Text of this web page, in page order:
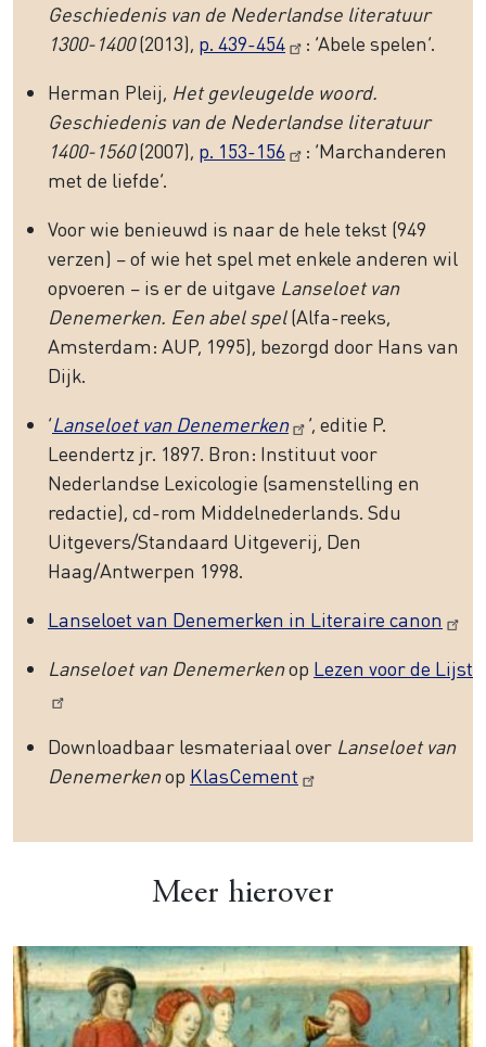
Geschiedenis van de Nederlandse literatuur
1300-1400(2013), p. 439-454
: ‘Abele spelen’.
Herman Pleij, Het gevleugelde woord.
Geschiedenis van de Nederlandse literatuur
1400-1560(2007), p. 153-156
: ‘Marchanderen
met de liefde’.
Voor wie benieuwd is naar de hele tekst (949
verzen) – of wie het spel met enkele anderen wil
opvoeren – is er de uitgave Lanseloet van
Denemerken. Een abel spel(Alfa-reeks,
Amsterdam: AUP, 1995), bezorgd door Hans van
Dijk.
‘Lanseloet van Denemerken
’, editie P.
Leendertz jr. 1897. Bron: Instituut voor
Nederlandse Lexicologie (samenstelling en
redactie), cd-rom Middelnederlands. Sdu
Uitgevers/Standaard Uitgeverij, Den
Haag/Antwerpen 1998.
Lanseloet van Denemerken in Literaire canon
Lanseloet van Denemerkenop Lezen voor de Lijst
Downloadbaar lesmateriaal over Lanseloet van
Denemerkenop KlasCement
Meer hierover